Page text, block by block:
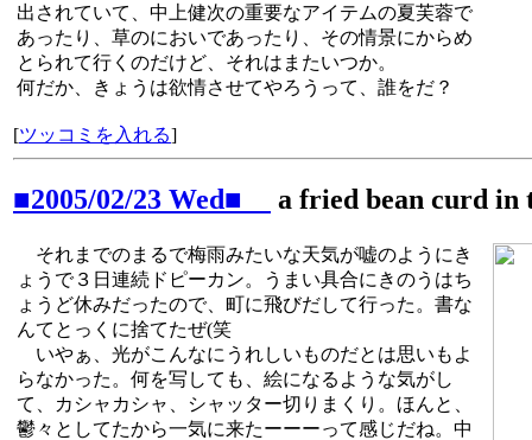
出されていて、中上健次の重要なアイテムの夏芙蓉で
あったり、草のにおいであったり、その情景にからめ
とられて行くのだけど、それはまたいつか。
何だか、きょうは欲情させてやろうって、誰をだ？
[ツッコミを入れる]
■2005/02/23 Wed■ a fried bean curd in
それまでのまるで梅雨みたいな天気が嘘のようにき
ょうで３日連続ドピーカン。うまい具合にきのうはち
ょうど休みだったので、町に飛びだして行った。書な
んてとっくに捨てたぜ(笑
いやぁ、光がこんなにうれしいものだとは思いもよ
らなかった。何を写しても、絵になるような気がし
て、カシャカシャ、シャッター切りまくり。ほんと、
鬱々としてたから一気に来たーーーって感じだね。中